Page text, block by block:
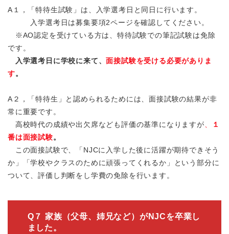
A１，「特待生試験」は、入学選考日と同日に行います。
入学選考日は募集要項2ページを確認してください。
※AO認定を受けている方は、特待試験での筆記試験は免除
です。
入学選考日に学校に来て、面接試験を受ける必要がありま
す。
A２，「特待生」と認められるためには、面接試験の結果が非
常に重要です。
高校時代の成績や出欠席なども評価の基準になりますが
１
番は面接試験。
この面接試験で、「NJCに入学した後に活躍が期待できそう
か」「学校やクラスのために頑張ってくれるか」という部分に
ついて、評価し判断をし学費の免除を行います。
Q７ 家族（父母、姉兄など）がNJCを卒業し
ました。